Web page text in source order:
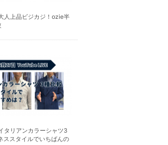
人上品ビジカジ！ozie半
タリアンカラーシャツ3
スタイルでいちばんの